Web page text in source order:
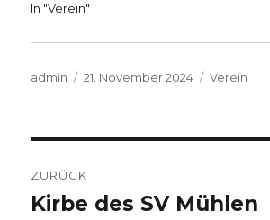
In "Verein"
Autor
admin
Veröffentlicht
21. November 2024 Kategorien
Verein
ZURÜCK
Vorheriger
Kirbe des SV Mühlen